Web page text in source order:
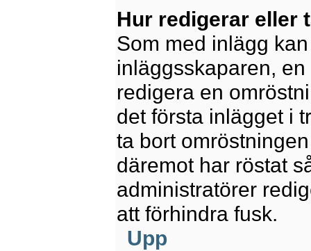
Hur redigerar eller
Som med inlägg
inläggsskaparen,
redigera en
det första inlägget i
ta bort
däremot har röstat
administratörer
att förhindra fusk.
Upp